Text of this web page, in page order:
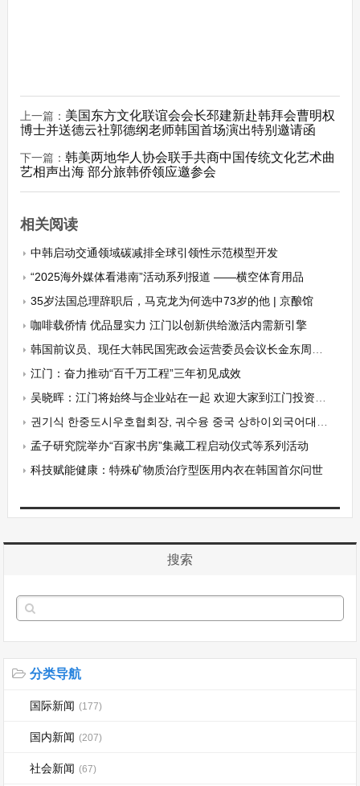
上一篇： 美国东方文化联谊会会长邳建新赴韩拜会曹明权
博士并送德云社郭德纲老师韩国首场演出特别邀请函
下一篇： 韩美两地华人协会联手共商中国传统文化艺术曲
艺相声出海 部分旅韩侨领应邀参会
相关阅读
中韩启动交通领域碳减排全球引领性示范模型开发
“2025海外媒体看港南”活动系列报道 ——横空体育用品
35岁法国总理辞职后，马克龙为何选中73岁的他 | 京酿馆
咖啡载侨情 优品显实力 江门以创新供给激活内需新引擎
韩国前议员、现任大韩民国宪政会运营委员会议长金东周：谈促进韩中友好关系的重要性
江门：奋力推动“百千万工程”三年初见成效
吴晓晖：江门将始终与企业站在一起 欢迎大家到江门投资兴业
권기식 한중도시우호협회장, 궈수융 중국 상하이외국어대학 공공사무대학 서기 면담
孟子研究院举办“百家书房”集藏工程启动仪式等系列活动
科技赋能健康：特殊矿物质治疗型医用内衣在韩国首尔问世
搜索
分类导航
国际新闻 (177)
国内新闻 (207)
社会新闻 (67)